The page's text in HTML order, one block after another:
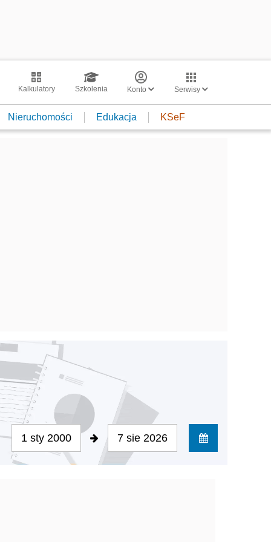
Kalkulatory Szkolenia Konto Serwisy
Nieruchomości Edukacja KSeF
1 sty 2000 7 sie 2026